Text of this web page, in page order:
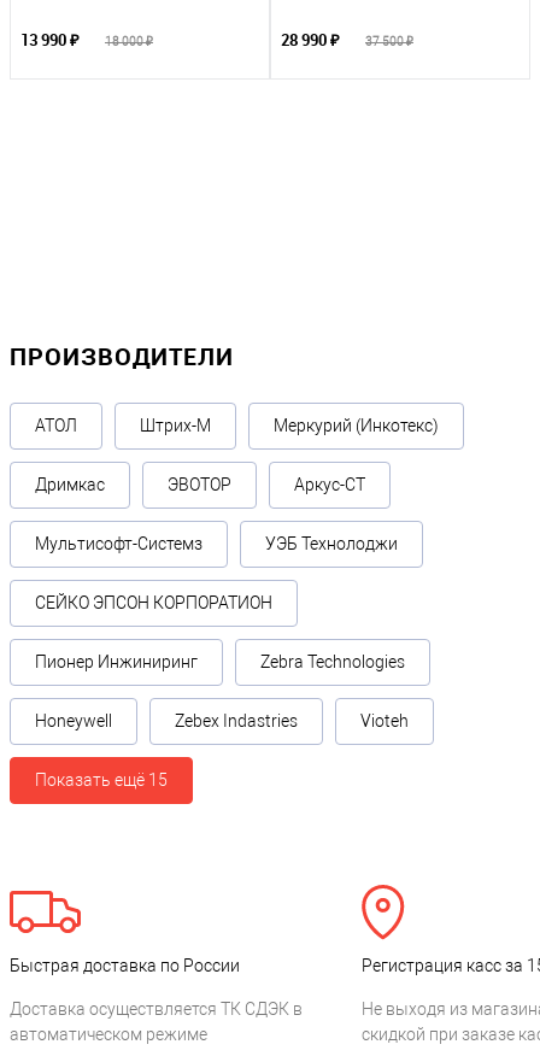
13 990 ₽ 18 000 ₽ 28 990 ₽ 37 500 ₽
ПРОИЗВОДИТЕЛИ
АТОЛ Штрих-М Меркурий (Инкотекс)
Дримкас ЭВОТОР Аркус-СТ
Мультисофт-Системз УЭБ Технолоджи
СЕЙКО ЭПСОН КОРПОРАТИОН
Пионер Инжиниринг Zebra Technologies
Honeywell Zebex Indastries Vioteh
Показать ещё 15
Быстрая доставка по России
Доставка осуществляется ТК СДЭК в
автоматическом режиме
Регистрация касс за
Не выходя из
скидкой при заказе